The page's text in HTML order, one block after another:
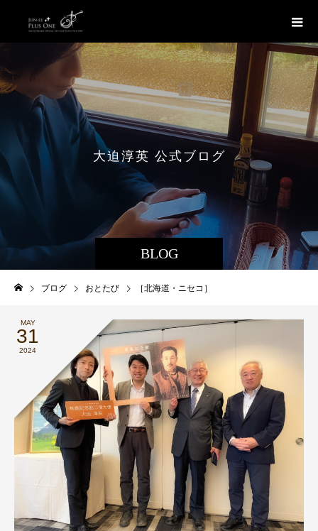
BLOG
大迫淳英 公式ブ ロ グ
ブログ おとたび ［北海道・ニセコ］
MAY
31
2024